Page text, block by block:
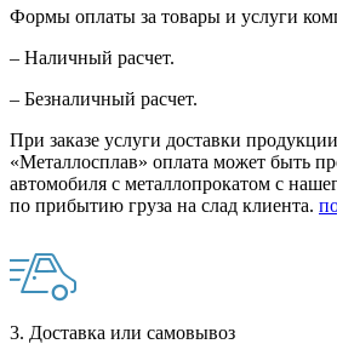
Формы оплаты за товары и услуги
– Наличный расчет.
– Безналичный расчет.
При заказе услуги доставки
«Металлосплав» оплата может быть
автомобиля с металлопрокатом с
по прибытию груза на слад клиента.
3. Доставка или самовывоз